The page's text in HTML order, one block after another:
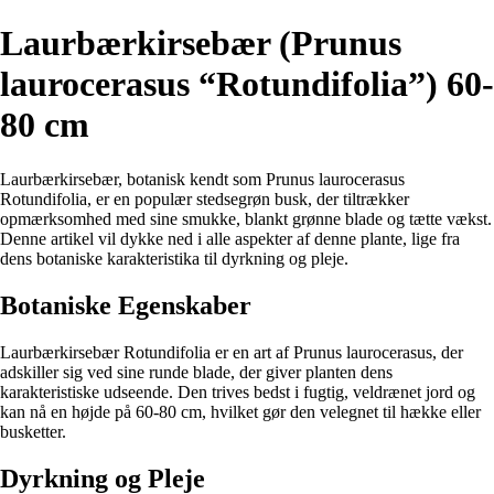
Laurbærkirsebær (Prunus
laurocerasus “Rotundifolia”) 60-
80 cm
Laurbærkirsebær, botanisk kendt som Prunus laurocerasus
Rotundifolia, er en populær stedsegrøn busk, der tiltrækker
opmærksomhed med sine smukke, blankt grønne blade og tætte vækst.
Denne artikel vil dykke ned i alle aspekter af denne plante, lige fra
dens botaniske karakteristika til dyrkning og pleje.
Botaniske Egenskaber
Laurbærkirsebær Rotundifolia er en art af Prunus laurocerasus, der
adskiller sig ved sine runde blade, der giver planten dens
karakteristiske udseende. Den trives bedst i fugtig, veldrænet jord og
kan nå en højde på 60-80 cm, hvilket gør den velegnet til hække eller
busketter.
Dyrkning og Pleje